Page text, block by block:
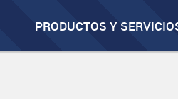
PRODUCTOS Y